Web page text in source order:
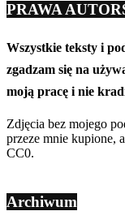
PRAWA
Wszystkie teksty i
zgadzam się na
moją pracę i nie
Zdjęcia bez mojego
przeze mnie kupione,
CC0.
Archiwum